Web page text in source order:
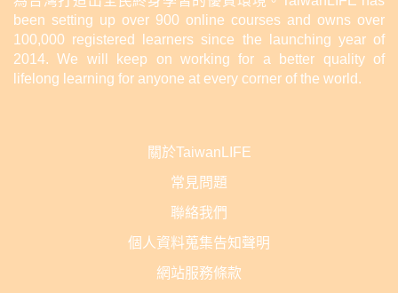
been setting up over 900 online courses and owns over
100,000 registered learners since the launching year of
2014. We will keep on working for a better quality of
lifelong learning for anyone at every corner of the world.
關於TaiwanLIFE
常見問題
聯絡我們
個人資料蒐集告知聲明
網站服務條款